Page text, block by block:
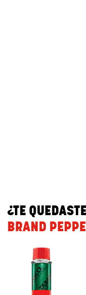
¿TE
BRAND